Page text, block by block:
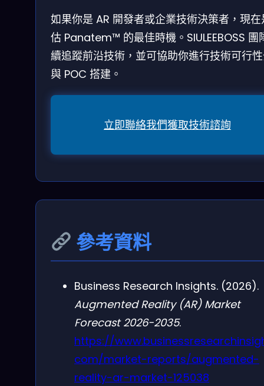
如果你是 AR 開發者或企業技術決策者，現
估 Panatem™ 的最佳時機。SIULEEBOSS 團
續追蹤前沿技術，並可協助你進行技術可行
與 POC 搭建。
立即聯絡我們獲取技術諮詢
參考資料
Business Research Insights. (2026).
Augmented Reality (AR) Market
Forecast 2026-2035.
https://
com/market-reports/augmented-
reality-ar-market-125038